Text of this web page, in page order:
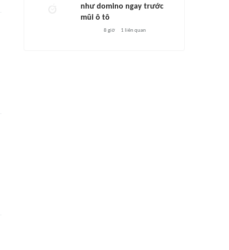
như domino ngay trước
mũi ô tô
8 giờ 1 liên quan